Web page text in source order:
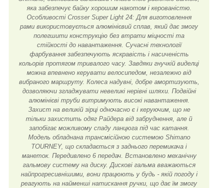
яка забезпечує байку хорошим накотом і керованістю.
Особливості Crosser Super Light 24: Для виготовлення
рами використовується алюмінієвий сплав, який дає змогу
полегшити конструкцію без втрати міцності та
стійкості до навантаження. Сучасні технології
фарбування забезпечують яскравість і насиченість
кольорів протягом тривалого часу. Завдяки гнучкій виделці
можна впевнено керувати велосипедом, незалежно від
вибраного маршруту. Колеса надувні, добре амортизують,
дозволяючи згладжувати невеликі нерівні шляхи. Подвійні
алюмінієві труби витримують високі навантаження.
Захист на великій зірці одночасно є і керуючим, що не
тільки захистить одяг Райдера від забруднення, але й
запобігає можливому спаду ланцюга під час катання.
Модель обладнана трансмісійною системою Shimano
TOURNEY, що складається з заднього перемикача і
манеток. Передивлено 6 передач. Встановлено механічну
гальмову систему на диску. Дискові гальма вважаються
найпрогресивнішими, вони працюють у будь - якій погоду і
реагують на найменші натискання ручки, що дає їм змогу